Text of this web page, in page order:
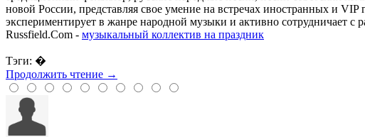
новой России, представляя свое умение на встречах иностранных и VIP
экспериментирует в жанре народной музыки и активно сотрудничает с
Russfield.Com - музыкальный коллектив на праздник
Тэги: �
Продолжить чтение →